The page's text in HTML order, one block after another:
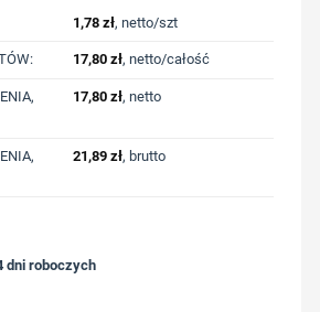
1,78 zł, netto/szt
17,80 zł, netto/całość
17,80 zł, netto
21,89 zł, brutto
dni roboczych